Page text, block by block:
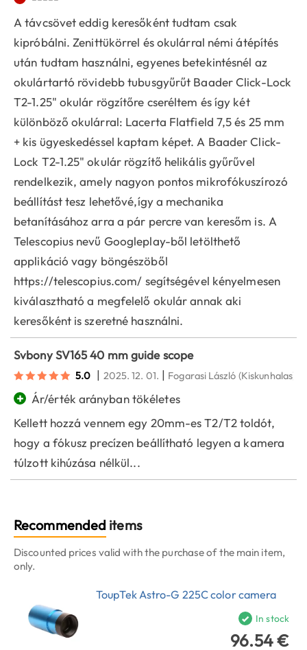
A távcsövet eddig keresőként tudtam csak
kipróbálni. Zenittükörrel és okulárral némi átépítés
után tudtam használni, egyenes betekintésnél az
okulártartó rövidebb tubusgyűrűt Baader Click-Lock
T2-1.25" okulár rögzítőre cseréltem és így két
különböző okulárral: Lacerta Flatfield 7,5 és 25 mm
+ kis ügyeskedéssel kaptam képet. A Baader Click-
Lock T2-1.25" okulár rögzítő helikális gyűrűvel
rendelkezik, amely nagyon pontos mikrofókuszírozó
beállítást tesz lehetővé,így a mechanika
betanításához arra a pár percre van keresőm is. A
Telescopius nevű Googleplay-ből letölthető
applikáció vagy böngészöből
https://telescopius.com/ segítségével kényelmesen
kiválasztható a megfelelő okulár annak aki
keresőként is szeretné használni.
Svbony SV165 40 mm guide scope
5.0 | 2025. 12. 01. | Fogarasi László (Kiskunhalas)
+
Ár/érték arányban tökéletes
Kellett hozzá vennem egy 20mm-es T2/T2 toldót,
hogy a fókusz precízen beállítható legyen a kamera
túlzott kihúzása nélkül...
Recommended items
Discounted prices valid with the purchase of the main item,
only.
ToupTek Astro-G 225C color camera
In stock
96.54 €